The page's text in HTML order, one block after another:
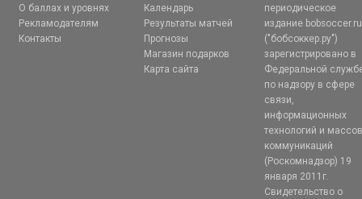
О баллах и уровнях
Рекламодателям
Контакты
Календарь
Результаты матчей
Прогнозы
Магазин подарков
Карта сайта
периодическое
издание bobsoccer.ru
("бобсоккер.ру")
зарегистрировано в
Федеральной
по надзору в сфере
связи,
информационных
технологий и
коммуникаций
(Роскомнадзор) 19
января 2011г.
Свидетельство о